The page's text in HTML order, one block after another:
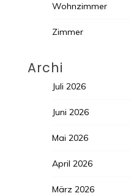
Wohnzimmer
Zimmer
Archi
Juli 2026
Juni 2026
Mai 2026
April 2026
März 2026